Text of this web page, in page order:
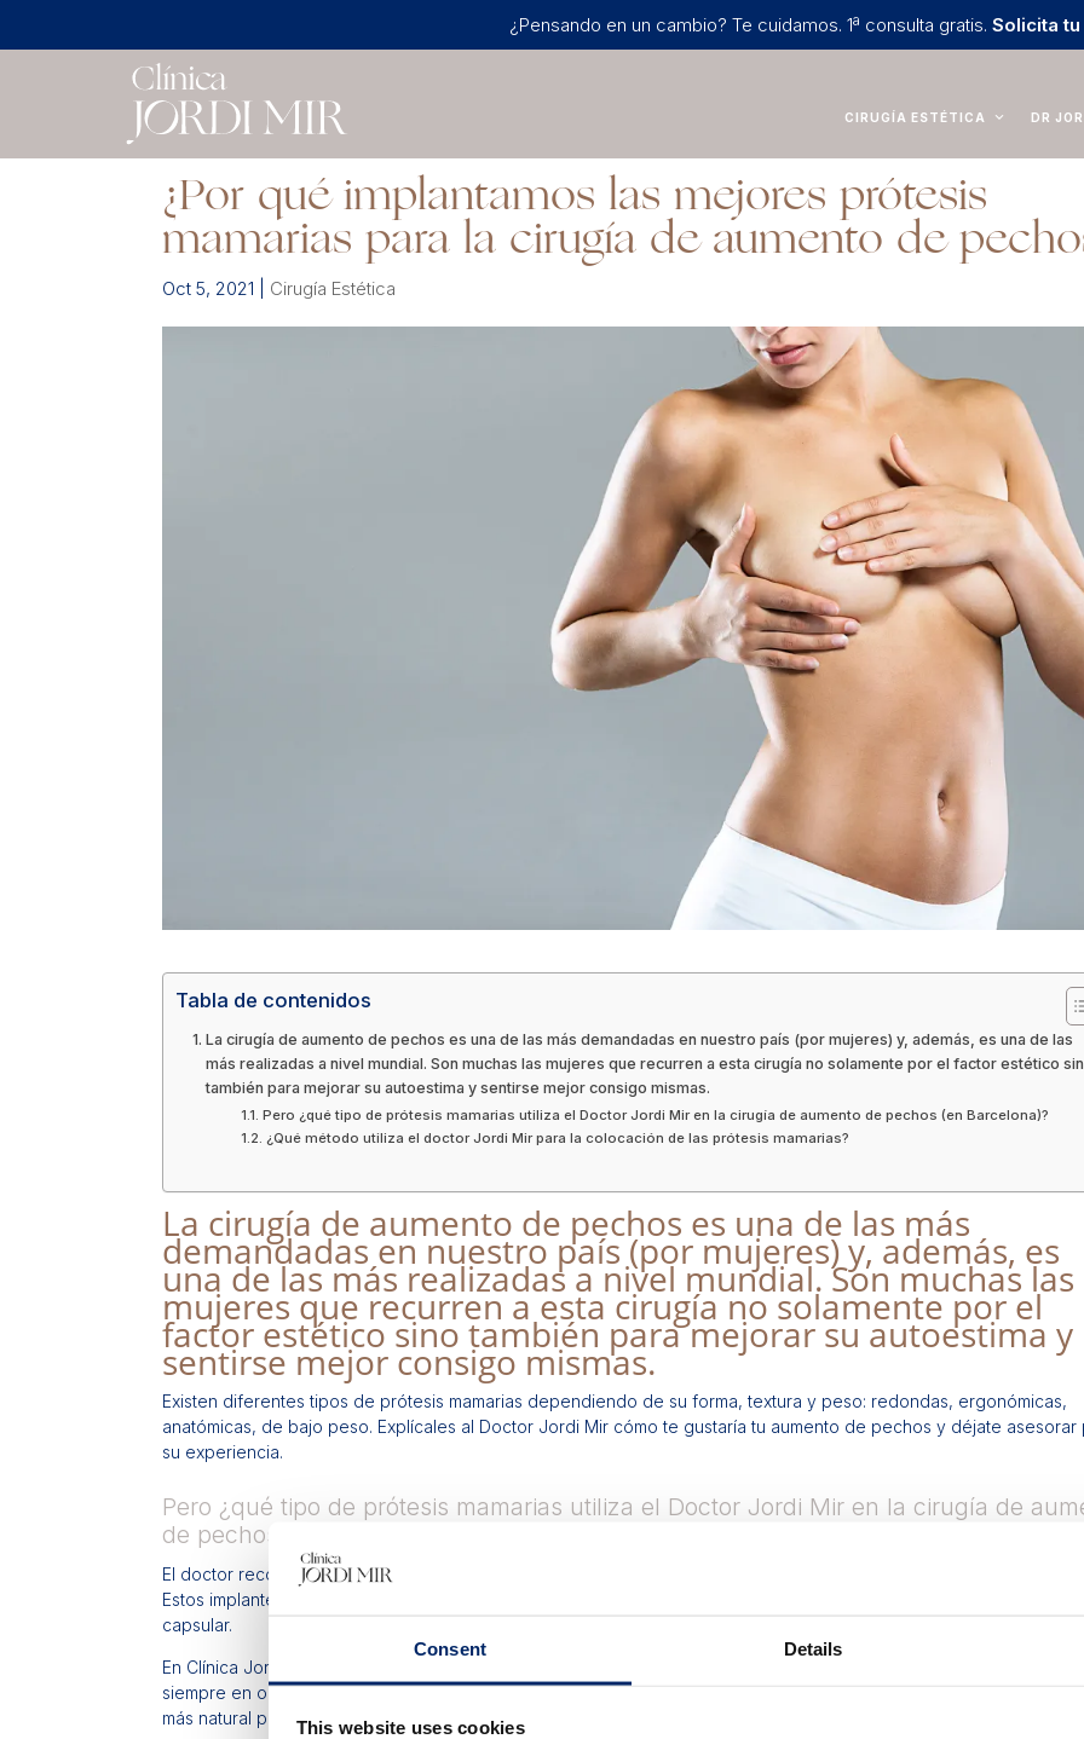
Consent Details
This website uses cookies
¿Pensando en un cambio? Te cuidamos. 1ª consulta gratis. Solicita
CIRUGÍA ESTÉTICA DR
¿Por qué implantamos las mejores prótesis
mamarias para la cirugía de aumento de
Oct 5, 2021 Cirugía Estética
Tabla de contenidos
La cirugía de aumento de pechos es una de las más demandadas en nuestro país (por mujeres) y, además, es una de las
más realizadas a nivel mundial. Son muchas las mujeres que recurren a esta cirugía no solamente por el factor estético
también para mejorar su autoestima y sentirse mejor consigo mismas.
Pero ¿qué tipo de prótesis mamarias utiliza el Doctor Jordi Mir en la cirugía de aumento de pechos (en Barcelona)?
¿Qué método utiliza el doctor Jordi Mir para la colocación de las prótesis mamarias?
La cirugía de aumento de pechos es una de las más
demandadas en nuestro país (por mujeres) y, además, es
una de las más realizadas a nivel mundial. Son muchas las
mujeres que recurren a esta cirugía no solamente por el
factor estético sino también para mejorar su autoestima y
sentirse mejor consigo mismas.
Existen diferentes tipos de prótesis mamarias dependiendo de su forma, textura y peso: redondas, ergonómicas,
anatómicas, de bajo peso. Explícales al Doctor Jordi Mir cómo te gustaría tu aumento de pechos y déjate asesorar
su experiencia.
Pero ¿qué tipo de prótesis mamarias utiliza el Doctor Jordi Mir en la cirugía de
de pechos (en Barcelona)?
El doctor recomienda siempre prótesis de gel de silicona de alta cohesividad en las cirugías de aumento de
Estos implantes son de máxima calidad y, además, tienen una garantía de por vida en caso de rotura o de
capsular.
En Clínica Jordi Mir utilizamos tanto prótesis redondas como anatómicas, dependiendo de cada paciente y
siempre en obtener los mejores resultados (en el aumento de pechos). El doctor busca siempre que el resultado
más natural posible.